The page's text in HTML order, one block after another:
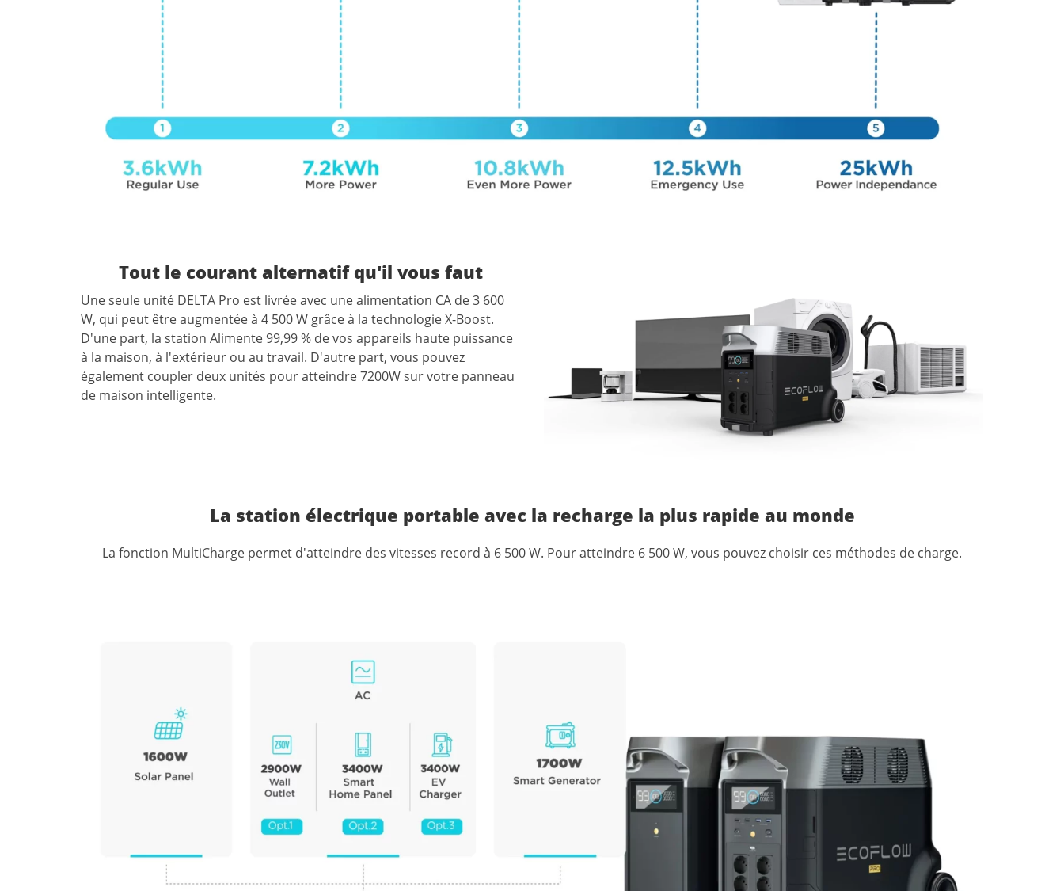
Tout le courant alternatif qu'il vous faut
Uneseule unité DELTA Pro est livréeavec unealimentation CA de3 600
W, qui peut êtreaugmentéeà 4 500W grâceà la technologieX-Boost.
D'une part, la station Alimente99,99% devos appareils haute puissance
à la maison, à l'extérieur ou au travail. D'autre part, vous pouvez
également coupler deux unités pouratteindre7200Wsurvotre panneau
de maison intelligente.
La station électrique portable avec la recharge la plus rapide au monde
La fonction MultiCharge permet d'atteindre des vitesses record à 6 500 W. Pour atteindre 6 500 W, vous pouvez choisir ces méthodes de charge.